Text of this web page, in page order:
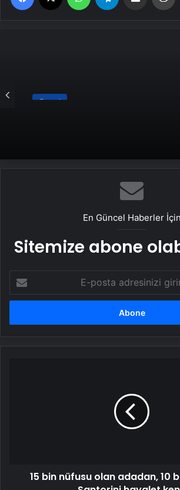
Genel
En Güncel Haberler İçin
Sitemize abone
posta
adresinizi
Santorini15 bin nüfusu olan adadan, 10